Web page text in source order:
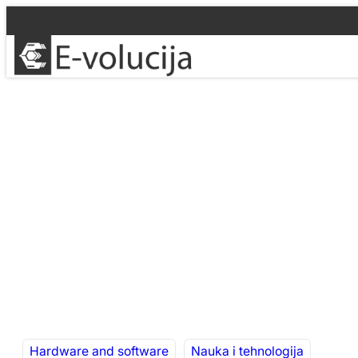
na
sadržaj
Hardware and software Nauka i tehnologija